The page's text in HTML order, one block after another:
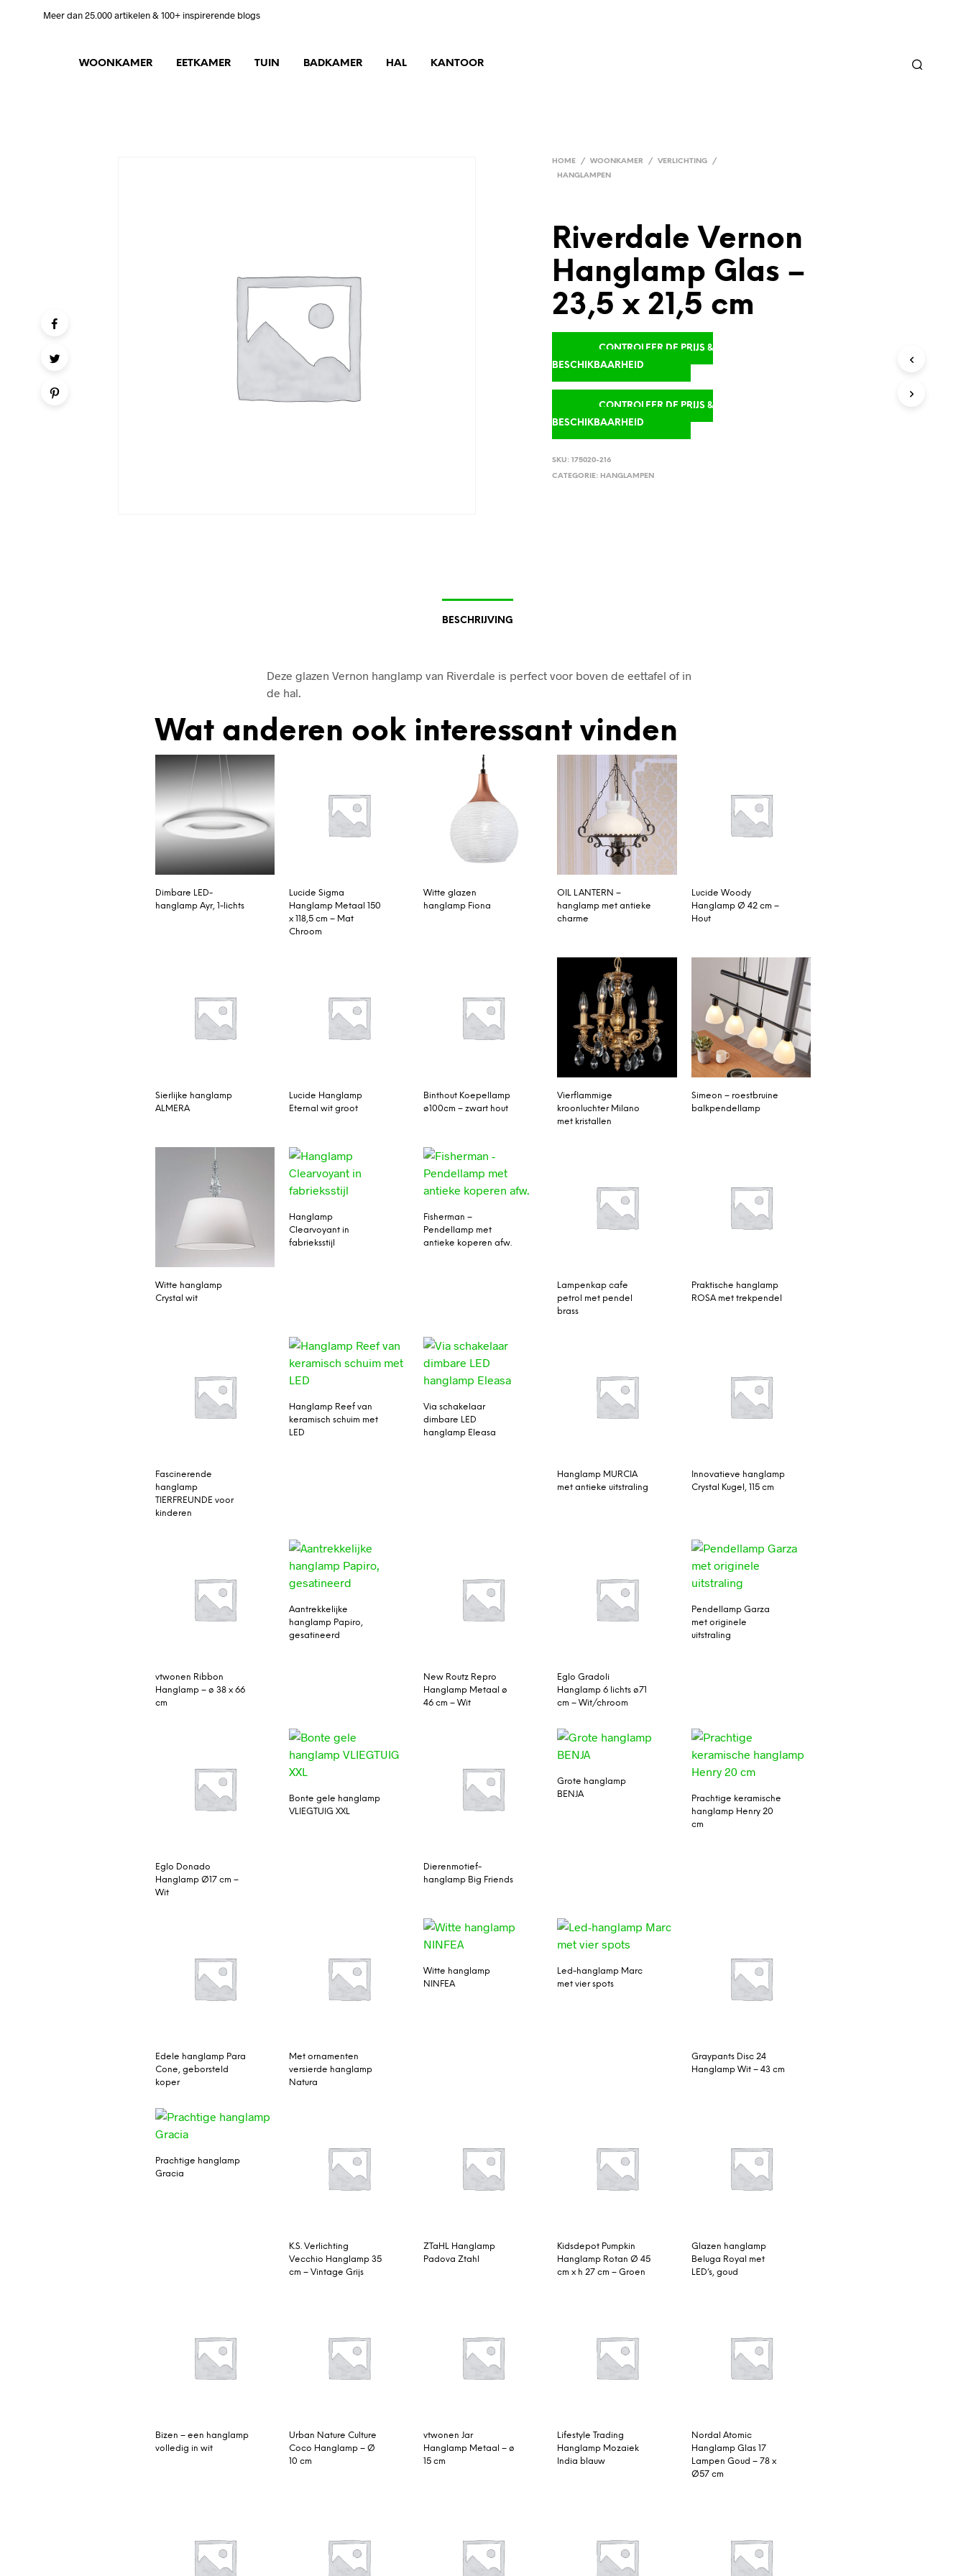
Meer dan 25.000 artikelen & 100+ inspirerende blogs
WOONKAMER EETKAMER TUIN BADKAMER HAL KANTOOR
HOME / WOONKAMER / VERLICHTING
/
HANGLAMPEN
Riverdale Vernon
Hanglamp Glas –
23,5 x 21,5 cm
CONTROLEER DE PRIJS &
BESCHIKBAARHEID
CONTROLEER DE PRIJS &
BESCHIKBAARHEID
SKU:175020-216
CATEGORIE: HANGLAMPEN
BESCHRIJVING
Deze glazen Vernon hanglamp van Riverdale is perfect voor boven de eettafel of in
de hal.
Wat anderen ook interessant vinden
Dimbare LED-
hanglamp Ayr, 1-lichts
Lucide Sigma
Hanglamp Metaal 150
x 118,5 cm – Mat
Chroom
Witte glazen
hanglamp Fiona
OIL LANTERN –
hanglamp met antieke
charme
Lucide Woody
Hanglamp Ø 42 cm –
Hout
Sierlijke hanglamp
ALMERA
Lucide Hanglamp
Eternal wit groot
Binthout Koepellamp
ø100cm – zwart hout
Vierflammige
kroonluchter Milano
met kristallen
Simeon – roestbruine
balkpendellamp
Witte hanglamp
Crystal wit
Hanglamp
Clearvoyant in
fabrieksstijl
Fisherman –
Pendellamp met
antieke koperen afw.
Lampenkap cafe
petrol met pendel
brass
Praktische hanglamp
ROSA met trekpendel
Fascinerende
hanglamp
TIERFREUNDE voor
kinderen
Hanglamp Reef van
keramisch schuim met
LED
Via schakelaar
dimbare LED
hanglamp Eleasa
Hanglamp MURCIA
met antieke uitstraling
Innovatieve hanglamp
Crystal Kugel, 115 cm
vtwonen Ribbon
Hanglamp – ø 38 x 66
cm
Aantrekkelijke
hanglamp Papiro,
gesatineerd
New Routz Repro
Hanglamp Metaal ø
46 cm – Wit
Eglo Gradoli
Hanglamp 6 lichts ø71
cm – Wit/chroom
Pendellamp Garza
met originele
uitstraling
Eglo Donado
Hanglamp Ø17 cm –
Wit
Bonte gele hanglamp
VLIEGTUIG XXL
Dierenmotief-
hanglamp Big Friends
Grote hanglamp
BENJA
Prachtige keramische
hanglamp Henry 20
cm
Edele hanglamp Para
Cone, geborsteld
koper
Met ornamenten
versierde hanglamp
Natura
Witte hanglamp
NINFEA
Led-hanglamp Marc
met vier spots
Graypants Disc 24
Hanglamp Wit – 43 cm
Prachtige hanglamp
Gracia
K.S. Verlichting
Vecchio Hanglamp 35
cm – Vintage Grijs
ZTaHL Hanglamp
Padova Ztahl
Kidsdepot Pumpkin
Hanglamp Rotan Ø 45
cm x h 27 cm – Groen
Glazen hanglamp
Beluga Royal met
LED’s, goud
Bizen – een hanglamp
volledig in wit
Urban Nature Culture
Coco Hanglamp – Ø
10 cm
vtwonen Jar
Hanglamp Metaal – ø
15 cm
Lifestyle Trading
Hanglamp Mozaiek
India blauw
Nordal Atomic
Hanglamp Glas 17
Lampen Goud – 78 x
Ø57 cm